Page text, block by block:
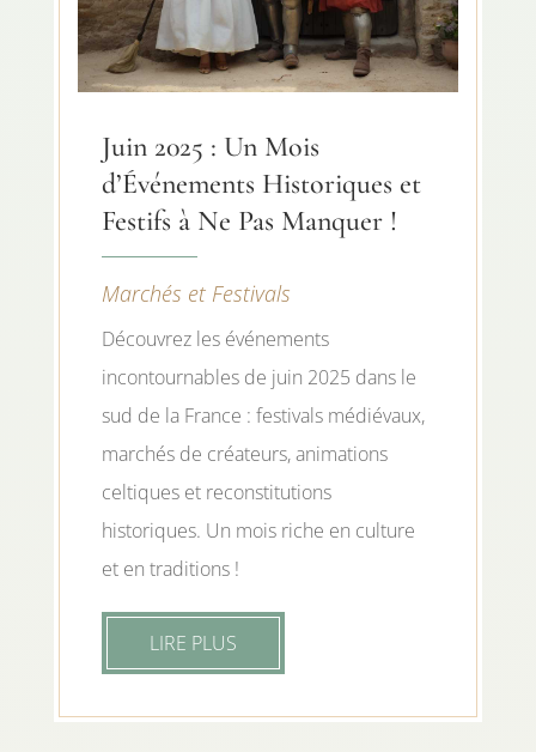
Juin 2025 : Un Mois
d’Événements Historiques et
Festifs à Ne Pas Manquer !
Marchés et Festivals
Découvrez les événements
incontournables de juin 2025 dans le
sud de la France : festivals médiévaux,
marchés de créateurs, animations
celtiques et reconstitutions
historiques. Un mois riche en culture
et en traditions !
LIRE PLUS